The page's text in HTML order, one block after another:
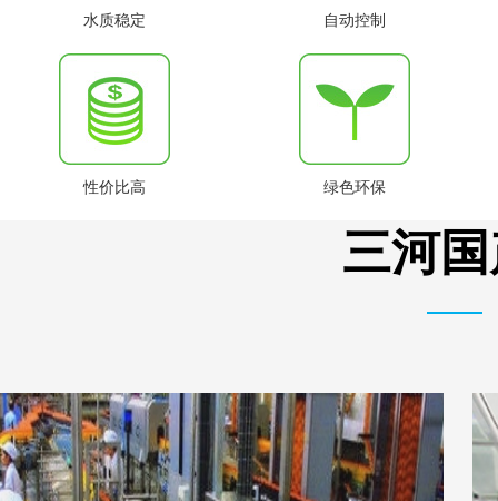
水质稳定 自动控制
性价比高 绿色环保
三河